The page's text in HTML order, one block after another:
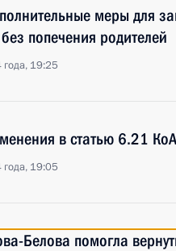
меры для
попечения родителей
19:25
в статью 6.21
19:05
Белова помогла